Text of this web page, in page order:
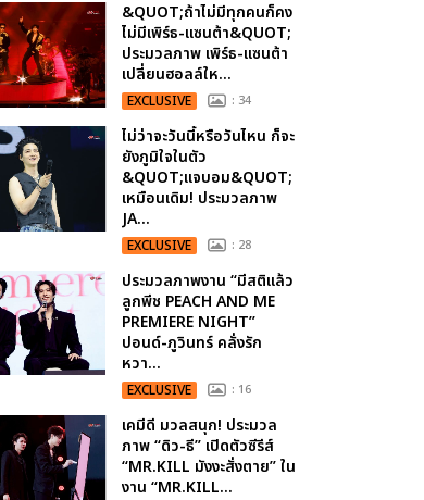
&QUOT;ถ้าไม่มีทุกคนก็คง
ไม่มีเพิร์ธ-แซนต้า&QUOT;
ประมวลภาพ เพิร์ธ-แซนต้า
เปลี่ยนฮอลล์ให...
EXCLUSIVE : 34
ไม่ว่าจะวันนี้หรือวันไหน ก็จะ
ยังภูมิใจในตัว
&QUOT;แจบอม&QUOT;
เหมือนเดิม! ประมวลภาพ
JA...
EXCLUSIVE : 28
ประมวลภาพงาน “มีสติแล้ว
ลูกพีช PEACH AND ME
PREMIERE NIGHT”
ปอนด์-ภูวินทร์ คลั่งรัก
หวา...
EXCLUSIVE : 16
เคมีดี มวลสนุก! ประมวล
ภาพ “ดิว-ธี” เปิดตัวซีรีส์
“MR.KILL มังงะสั่งตาย” ใน
งาน “MR.KILL...